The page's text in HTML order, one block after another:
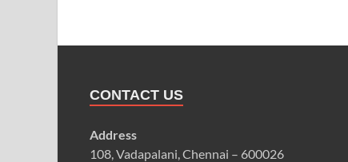
CONTACT US
Address
108, Vadapalani, Chennai – 600026